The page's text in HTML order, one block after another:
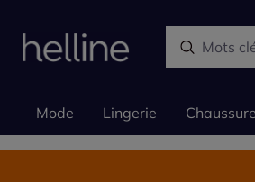
Mode Lingerie